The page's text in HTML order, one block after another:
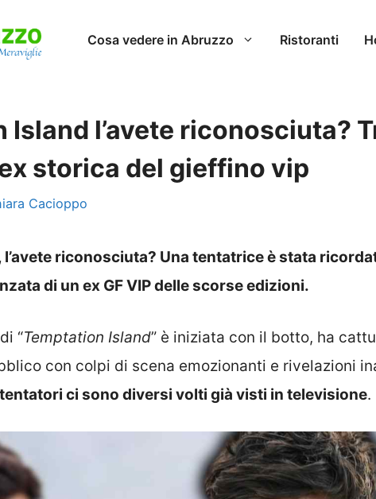
Cosa vedere in Abruzzo Ristoranti
Island l’avete riconosciuta?
storica del gieffino vip
Cacioppo
riconosciuta? Una tentatrice è stata
di un ex GF VIP delle scorse edizioni.
“Temptation Island” è iniziata con il botto, ha
con colpi di scena emozionanti e rivelazioni
ci sono diversi volti già visti in televisione.